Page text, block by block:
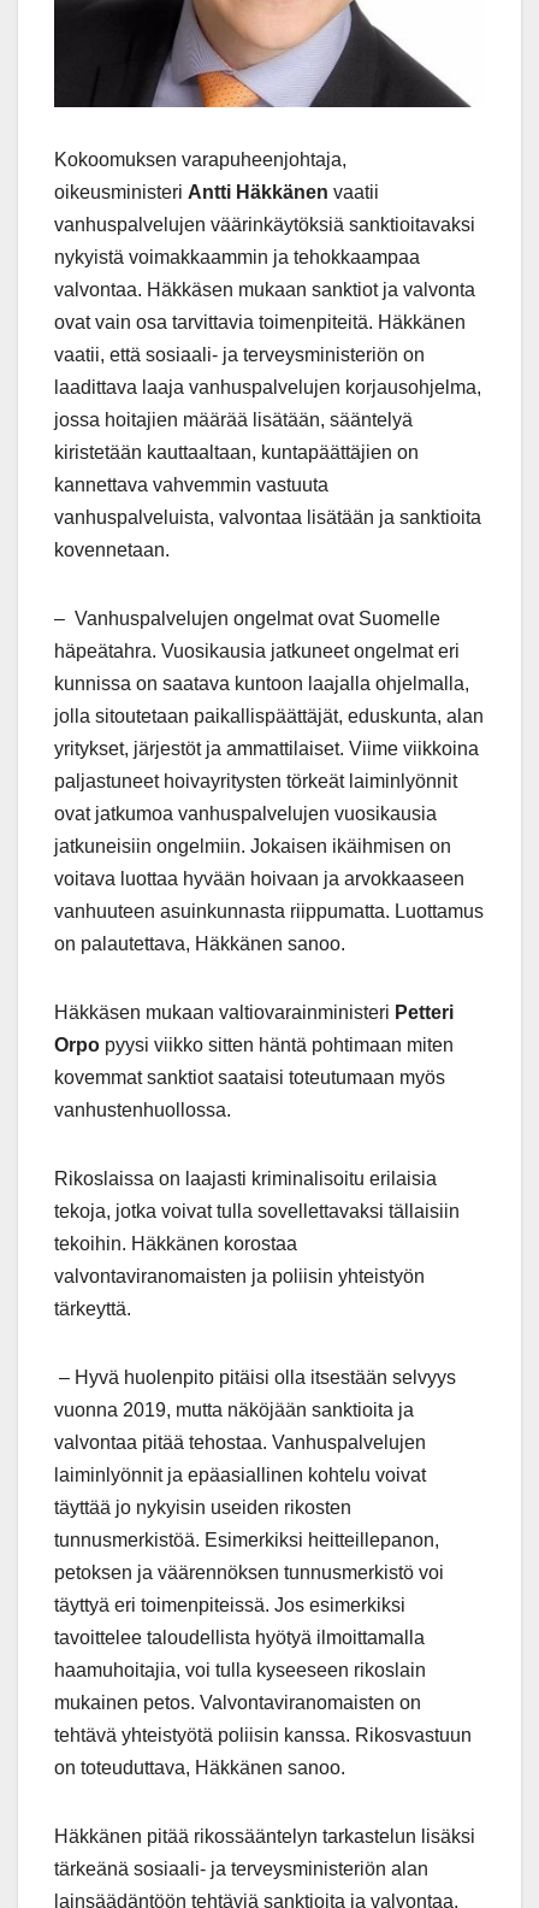
Kokoomuksen varapuheenjohtaja,
oikeusministeri Antti Häkkänen vaatii
vanhuspalvelujen väärinkäytöksiä sanktioitavaksi
nykyistä voimakkaammin ja tehokkaampaa
valvontaa. Häkkäsen mukaan sanktiot ja valvonta
ovat vain osa tarvittavia toimenpiteitä. Häkkänen
vaatii, että sosiaali- ja terveysministeriön on
laadittava laaja vanhuspalvelujen korjausohjelma,
jossa hoitajien määrää lisätään, sääntelyä
kiristetään kauttaaltaan, kuntapäättäjien on
kannettava vahvemmin vastuuta
vanhuspalveluista, valvontaa lisätään ja sanktioita
kovennetaan.
– Vanhuspalvelujen ongelmat ovat Suomelle
häpeätahra. Vuosikausia jatkuneet ongelmat eri
kunnissa on saatava kuntoon laajalla ohjelmalla,
jolla sitoutetaan paikallispäättäjät, eduskunta, alan
yritykset, järjestöt ja ammattilaiset. Viime viikkoina
paljastuneet hoivayritysten törkeät laiminlyönnit
ovat jatkumoa vanhuspalvelujen vuosikausia
jatkuneisiin ongelmiin. Jokaisen ikäihmisen on
voitava luottaa hyvään hoivaan ja arvokkaaseen
vanhuuteen asuinkunnasta riippumatta. Luottamus
on palautettava, Häkkänen sanoo.
Häkkäsen mukaan valtiovarainministeri Petteri
Orpo pyysi viikko sitten häntä pohtimaan miten
kovemmat sanktiot saataisi toteutumaan myös
vanhustenhuollossa.
Rikoslaissa on laajasti kriminalisoitu erilaisia
tekoja, jotka voivat tulla sovellettavaksi tällaisiin
tekoihin. Häkkänen korostaa
valvontaviranomaisten ja poliisin yhteistyön
tärkeyttä.
– Hyvä huolenpito pitäisi olla itsestään selvyys
vuonna 2019, mutta näköjään sanktioita ja
valvontaa pitää tehostaa. Vanhuspalvelujen
laiminlyönnit ja epäasiallinen kohtelu voivat
täyttää jo nykyisin useiden rikosten
tunnusmerkistöä. Esimerkiksi heitteillepanon,
petoksen ja väärennöksen tunnusmerkistö voi
täyttyä eri toimenpiteissä. Jos esimerkiksi
tavoittelee taloudellista hyötyä ilmoittamalla
haamuhoitajia, voi tulla kyseeseen rikoslain
mukainen petos. Valvontaviranomaisten on
tehtävä yhteistyötä poliisin kanssa. Rikosvastuun
on toteuduttava, Häkkänen sanoo.
Häkkänen pitää rikossääntelyn tarkastelun lisäksi
tärkeänä sosiaali- ja terveysministeriön alan
lainsäädäntöön tehtäviä sanktioita ja valvontaa.